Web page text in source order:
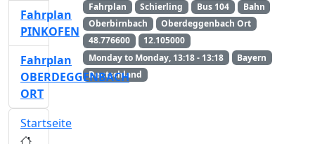
Fahrplan Schierling Bus 104
Bahn
Oberbirnbach
Oberdeggenbach Ort
48.776600
12.105000
Monday to Monday, 13:18 - 13:18
Bayern
Deutschland
Fahrplan
PINKOFEN
Fahrplan
OBERDEGGENBACH
ORT
Startseite